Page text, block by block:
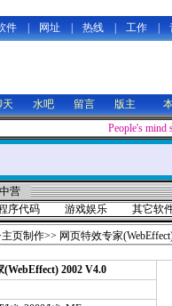
件 网址 热线 工作
天 水吧 留言 版主
People's mind
营
序代码 游戏娱乐 其它软
主页制作>> 网页特效专家
(WebEffect) 2002 V4.0